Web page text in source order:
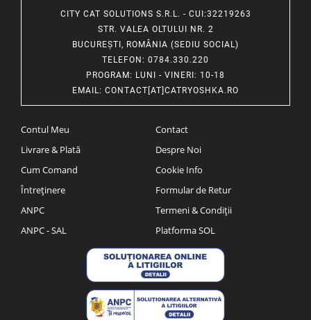
CITY CAT SOLUTIONS S.R.L. - CUI:32219263
STR. VALEA OLTULUI NR. 2
BUCUREȘTI, ROMÂNIA (SEDIU SOCIAL)
TELEFON : 0784.330.220
PROGRAM: LUNI - VINERI: 10-18
EMAIL: CONTACT[AT]CATRYOSHKA.RO
Contul Meu
Livrare & Plată
Cum Comand
Întreținere
ANPC
ANPC - SAL
Contact
Despre Noi
Cookie Info
Formular de Retur
Termeni & Condiții
Platforma SOL